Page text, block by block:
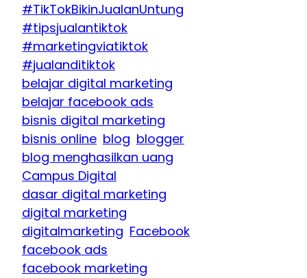
#TikTokBikinJualanUntung
#tipsjualantiktok
#marketingviatiktok
#jualanditiktok
belajar digital marketing
belajar facebook ads
bisnis digital marketing
bisnis online blog blogger
blog menghasilkan uang
Campus Digital
dasar digital marketing
digital marketing
digitalmarketing Facebook
facebook ads
facebook marketing